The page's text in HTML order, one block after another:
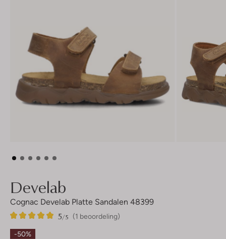
Develab
Cognac Develab Platte Sandalen 48399
(1 beoordeling)
5/5
1
5
Sterren
-50%